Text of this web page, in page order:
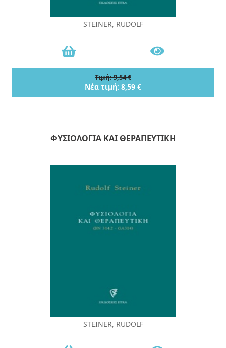
STEINER, RUDOLF
Τιμή: 9,54 €
Νέα τιμή: 8,59 €
ΦΥΣΙΟΛΟΓΙΑ ΚΑΙ ΘΕΡΑΠΕΥΤΙΚΗ
STEINER, RUDOLF